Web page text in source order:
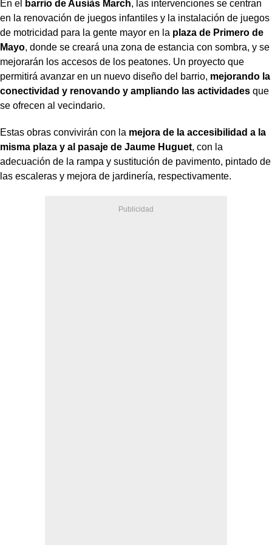
En el barrio de Ausiàs March, las intervenciones se centran
en la renovación de juegos infantiles y la instalación de juegos
de motricidad para la gente mayor en la plaza de Primero de
Mayo, donde se creará una zona de estancia con sombra, y se
mejorarán los accesos de los peatones. Un proyecto que
permitirá avanzar en un nuevo diseño del barrio, mejorando la
conectividad y renovando y ampliando las actividades que
se ofrecen al vecindario.
Estas obras convivirán con la mejora de la accesibilidad a la
misma plaza y al pasaje de Jaume Huguet, con la
adecuación de la rampa y sustitución de pavimento, pintado de
las escaleras y mejora de jardinería, respectivamente.